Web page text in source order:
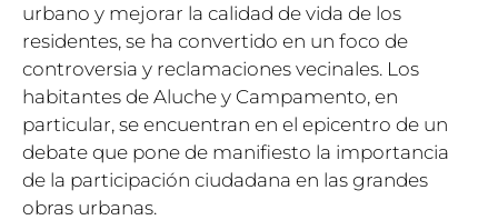
urbano y mejorar la calidad de vida de los
residentes, se ha convertido en un foco de
controversia y reclamaciones vecinales. Los
habitantes de Aluche y Campamento, en
particular, se encuentran en el epicentro de un
debate que pone de manifiesto la importancia
de la participación ciudadana en las grandes
obras urbanas.